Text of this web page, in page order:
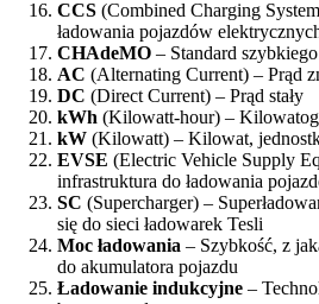
CCS (Combined Charging
ładowania pojazdów
CHAdeMO – Standard
AC (Alternating Current) – Prąd
DC (Direct Current) – Prąd stały
kWh (Kilowatt-hour) –
kW (Kilowatt) – Kilowat,
EVSE (Electric Vehicle Supply
infrastruktura do ładowania
SC (Supercharger) –
się do sieci ładowarek Tesli
Moc ładowania – Szybkość, z
do akumulatora pojazdu
Ładowanie indukcyjne –